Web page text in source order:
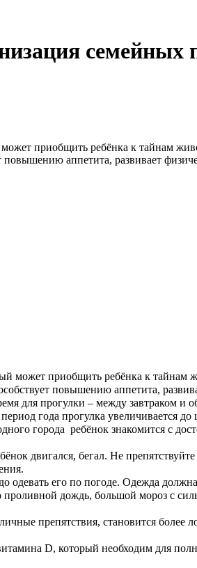
семейных
приобщить ребёнка к тайнам
аппетита, развивает
может приобщить ребёнка к
повышению аппетита,
для прогулки – между завтраком и
года прогулка увеличивается
города ребёнок знакомится с
двигался, бегал. Не
его по погоде. Одежда
дождь, большой мороз с
препятствия, становится
D, который необходим для